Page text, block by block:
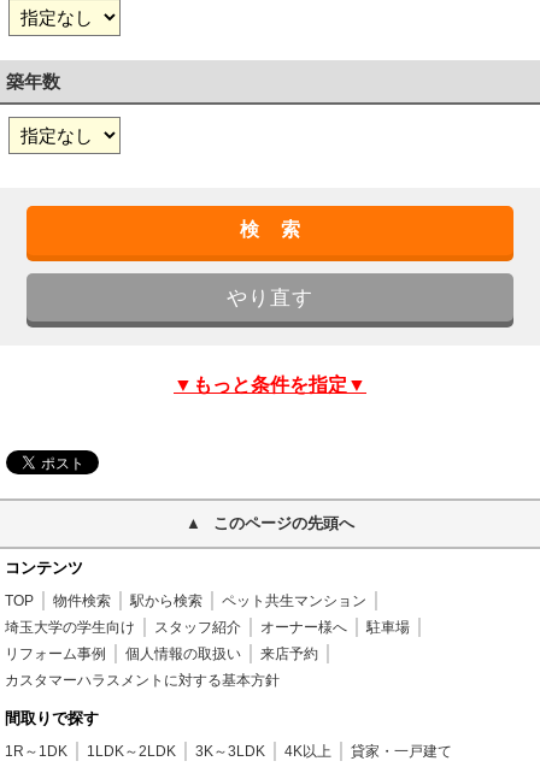
築年数
▼もっと条件を指定▼
このページの先頭へ
コンテンツ
TOP 物件検索 駅から検索
ペット共生マンション
埼玉大学の学生向け
スタッフ紹介 オーナー様へ
駐車場
リフォーム事例
個人情報の取扱い
来店予約
カスタマーハラスメントに対する基本方針
間取りで探す
1R～1DK 1LDK～2LDK 3K～3LDK 4K以上 貸家・一戸建て